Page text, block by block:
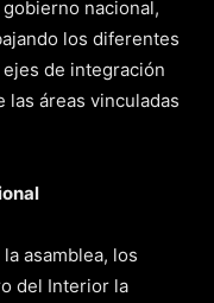
nacional,
los diferentes
de integración
áreas vinculadas
asamblea, los
del Interior la